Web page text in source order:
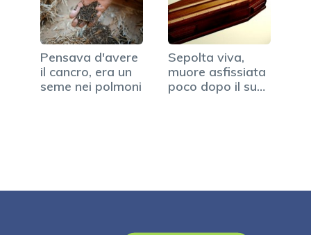
Pensava d'avere
il cancro, era un
seme nei polmoni
Sepolta viva,
muore asfissiata
poco dopo il suo